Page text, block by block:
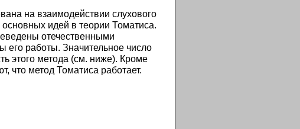
на взаимодействии слухового
основных идей в теории Томатиса.
отечественными
его работы. Значительное число
этого метода (см. ниже). Кроме
что метод Томатиса работает.